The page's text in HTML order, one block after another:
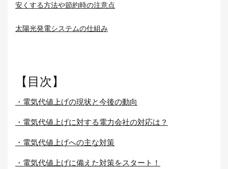
安くする方法や節約時の注意点
太陽光発電システムの仕組み
【目次】
・電気代値上げの現状と今後の動向
・電気代値上げに対する電力会社の対応は？
・電気代値上げへの主な対策
・電気代値上げに備えた対策をスタート！